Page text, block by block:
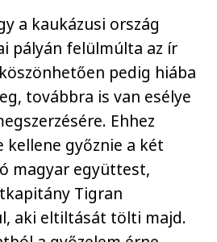
a kaukázusi ország
pályán felülmúlta az ír
pedig hiába
továbbra is van esélye
Ehhez
kellene győznie a két
magyar együttest,
Tigran
aki eltiltását tölti majd.